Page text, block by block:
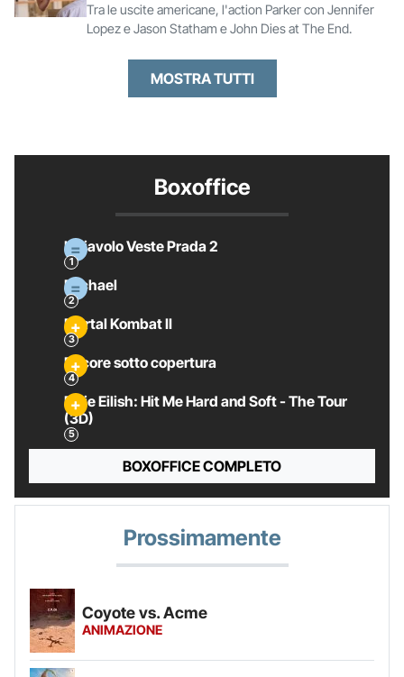
Tra le uscite americane, l'action Parker con Jennifer
Lopez e Jason Statham e John Dies at The End.
MOSTRA TUTTI
Boxoffice
Il Diavolo Veste Prada 2
Michael
Mortal Kombat II
Pecore sotto copertura
Billie Eilish: Hit Me Hard and Soft - The Tour
(3D)
BOXOFFICE COMPLETO
Prossimamente
Coyote vs. Acme
ANIMAZIONE